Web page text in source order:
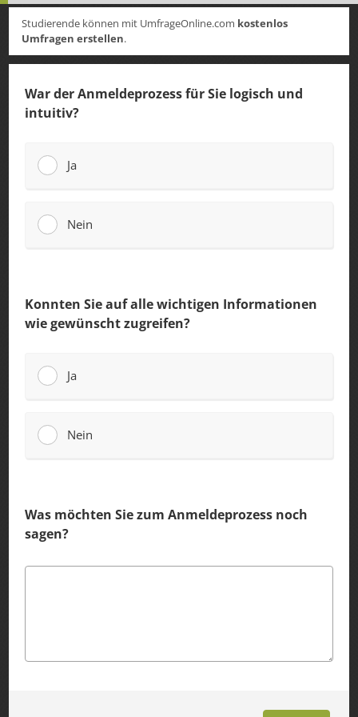
Studierende können mit UmfrageOnline.com kostenlos
Umfragen erstellen.
War der Anmeldeprozess für Sie logisch und
intuitiv?
Ja
Nein
Konnten Sie auf alle wichtigen Informationen
wie gewünscht zugreifen?
Ja
Nein
Was möchten Sie zum Anmeldeprozess noch
sagen?